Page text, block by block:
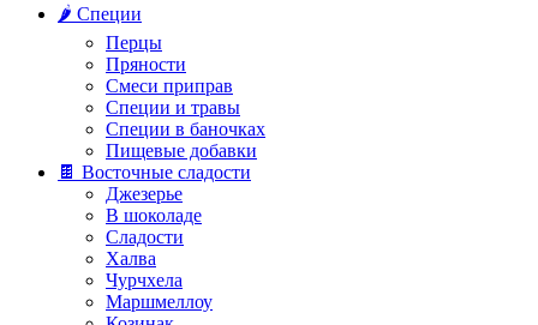
🌶️ Специи
Перцы
Пряности
Смеси приправ
Специи и травы
Специи в баночках
Пищевые добавки
🍫 Восточные сладости
Джезерье
В шоколаде
Сладости
Халва
Чурчхела
Маршмеллоу